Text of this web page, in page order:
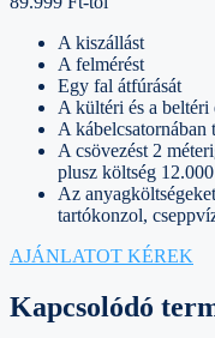
A kiszállást
A felmérést
Egy fal átfúrását
A kültéri és a beltéri
A kábelcsatornában
A csövezést 2
plusz költség
Az
tartókonzol,
AJÁNLATOT KÉREK
Kapcsolódó